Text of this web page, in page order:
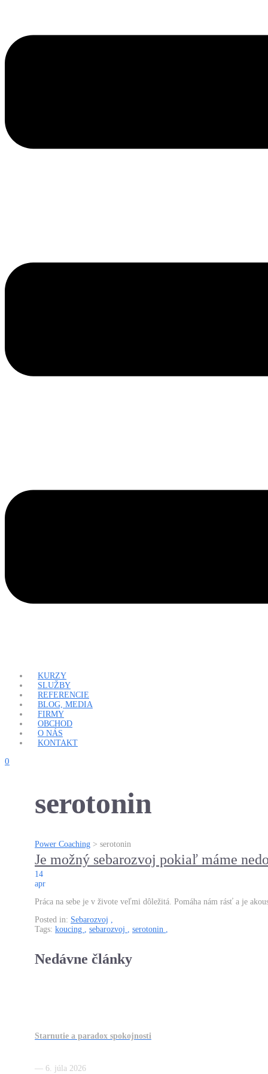
KURZY
SLUŽBY
REFERENCIE
BLOG, MEDIA
FIRMY
OBCHOD
O NÁS
KONTAKT
0
serotonin
Power Coaching > serotonin
Je možný sebarozvoj pokiaľ máme
14
apr
Práca na sebe je v živote veľmi dôležitá. Pomáha nám rásť a je
Posted in: Sebarozvoj ,
Tags: koucing , sebarozvoj , serotonin ,
Nedávne články
Starnutie a paradox spokojnosti
6. júla 2026